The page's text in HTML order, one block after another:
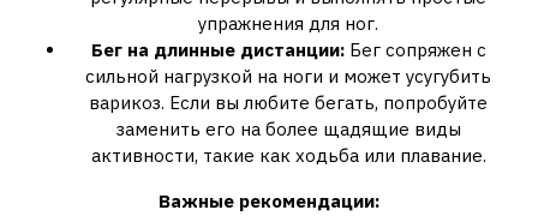
упражнения для ног.
Бег на длинные дистанции:Бег сопряжен с
сильной нагрузкой на ноги и может усугубить
варикоз. Если вы любите бегать, попробуйте
заменить его на более щадящие виды
активности, такие как ходьба или плавание.
Важные рекомендации: